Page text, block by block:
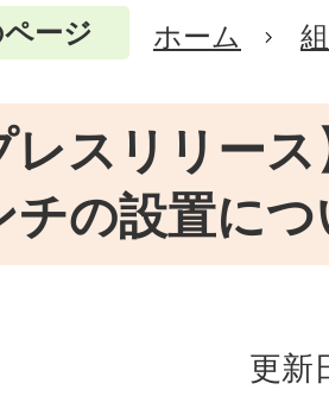
ージ ホーム
レスリリー
チの設置につ
更新